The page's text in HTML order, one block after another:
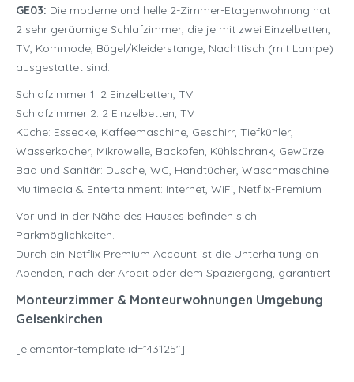
GE03: Die moderne und helle 2-Zimmer-Etagenwohnung hat
2 sehr geräumige Schlafzimmer, die je mit zwei Einzelbetten,
TV, Kommode, Bügel/Kleiderstange, Nachttisch (mit Lampe)
ausgestattet sind.
Schlafzimmer 1: 2 Einzelbetten, TV
Schlafzimmer 2: 2 Einzelbetten, TV
Küche: Essecke, Kaffeemaschine, Geschirr, Tiefkühler,
Wasserkocher, Mikrowelle, Backofen, Kühlschrank, Gewürze
Bad und Sanitär: Dusche, WC, Handtücher, Waschmaschine
Multimedia & Entertainment: Internet, WiFi, Netflix-Premium
Vor und in der Nähe des Hauses befinden sich
Parkmöglichkeiten.
Durch ein Netflix Premium Account ist die Unterhaltung an
Abenden, nach der Arbeit oder dem Spaziergang, garantiert
Monteurzimmer & Monteurwohnungen Umgebung
Gelsenkirchen
[elementor-template id=”43125″]